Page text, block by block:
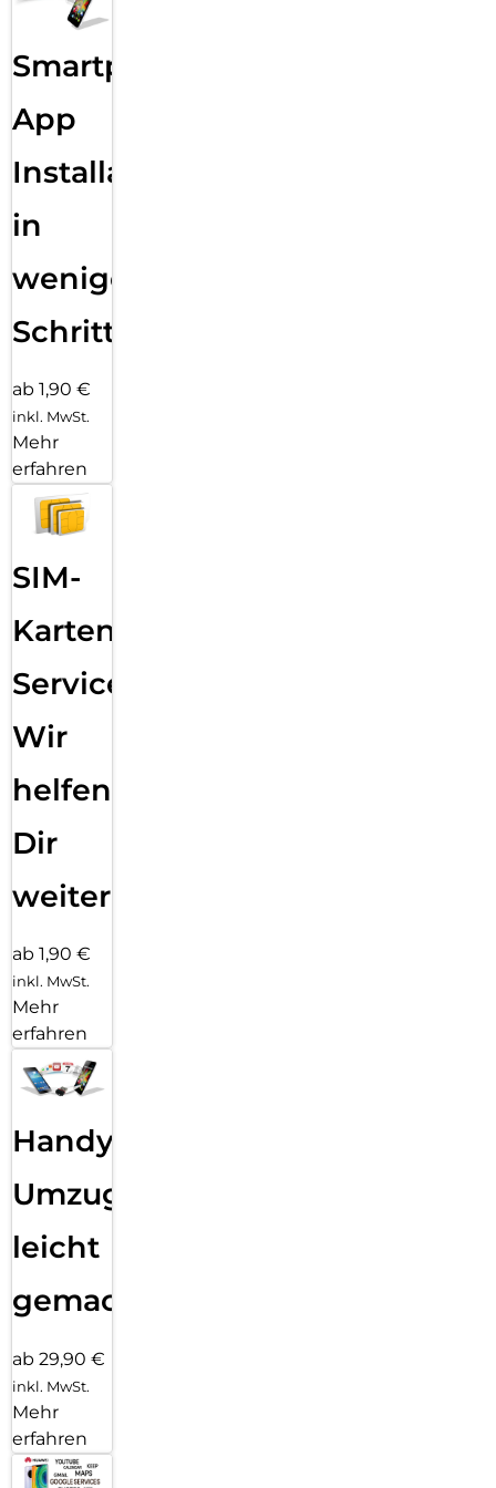
Smartphone
App
Installation
in
wenigen
Schritten
ab 1,90 €
inkl. MwSt.
Mehr
erfahren
SIM-
Karten
Service:
Wir
helfen
Dir
weiter
ab 1,90 €
inkl. MwSt.
Mehr
erfahren
Handy
Umzug
leicht
gemacht!
ab 29,90 €
inkl. MwSt.
Mehr
erfahren